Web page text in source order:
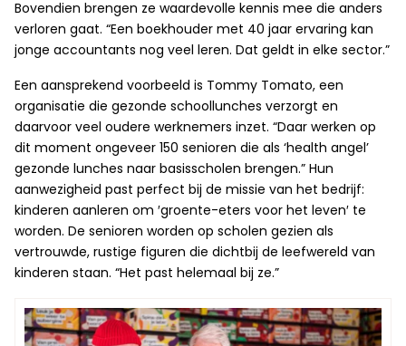
Bovendien brengen ze waardevolle kennis mee die anders
verloren gaat. “Een boekhouder met 40 jaar ervaring kan
jonge accountants nog veel leren. Dat geldt in elke sector.”
Een aansprekend voorbeeld is Tommy Tomato, een
organisatie die gezonde schoollunches verzorgt en
daarvoor veel oudere werknemers inzet. “Daar werken op
dit moment ongeveer 150 senioren die als ‘health angel’
gezonde lunches naar basisscholen brengen.” Hun
aanwezigheid past perfect bij de missie van het bedrijf:
kinderen aanleren om ′groente-eters voor het leven′ te
worden. De senioren worden op scholen gezien als
vertrouwde, rustige figuren die dichtbij de leefwereld van
kinderen staan. “Het past helemaal bij ze.”